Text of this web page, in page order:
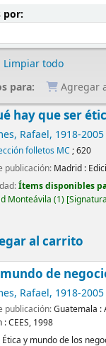
por:
Limpiar todo
para:
Agregar
hay que ser
Rafael, 1918-2005
folletos MC ; 620
publicación: Madrid :
Ítems disponibles
Monteávila (1)
al carrito
de
Rafael, 1918-2005
publicación:Guatemala :
CEES, 1998
Ética y mundo de los